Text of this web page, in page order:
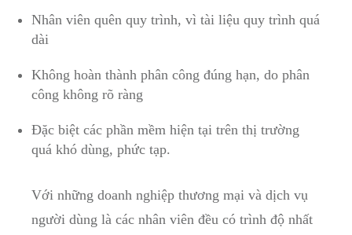
Nhân viên quên quy trình, vì tài liệu quy trình quá
dài
Không hoàn thành phân công đúng hạn, do phân
công không rõ ràng
Đặc biệt các phần mềm hiện tại trên thị trường
quá khó dùng, phức tạp.
Với những doanh nghiệp thương mại và dịch vụ
người dùng là các nhân viên đều có trình độ nhất